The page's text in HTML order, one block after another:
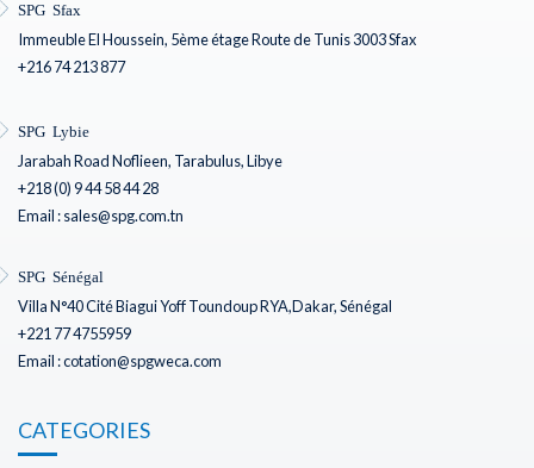
SPG Sfax
Immeuble El Houssein, 5ème étage Route de Tunis 3003 Sfax
+216 74 213 877
SPG Lybie
Jarabah Road Noflieen, Tarabulus, Libye
+218 (0) 9 44 58 44 28
Email : sales@spg.com.tn
SPG Sénégal
Villa N°40 Cité Biagui Yoff Toundoup RYA,Dakar, Sénégal
+221 77 4755959
Email : cotation@spgweca.com
CATEGORIES